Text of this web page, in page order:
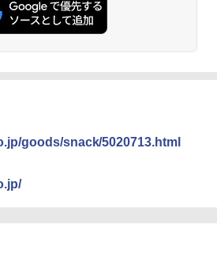
ーム調理 自動メニュー19種搭載 角皿
き ブラック MRK-F250TSV(B)
19,990
ム調理 フラットテーブル トースト機
自動メニュー33種 簡単お手入れ ブラ
￥26,800
goods/snack/5020713.html